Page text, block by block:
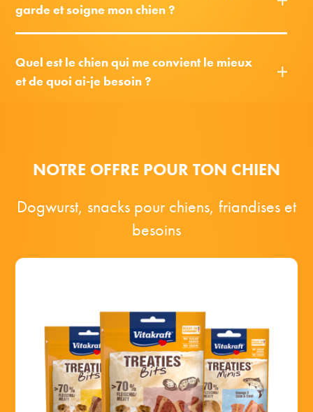
garde et soigne mon chien ?
Quel est le chien qui me convient le mieux
et de quoi ai-je besoin ?
NOTRE OFFRE POUR TON CHIEN
Dogwurst, snacks pour chiens, friandises et
besoins